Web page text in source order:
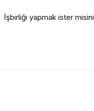
İşbirliği yapmak ister